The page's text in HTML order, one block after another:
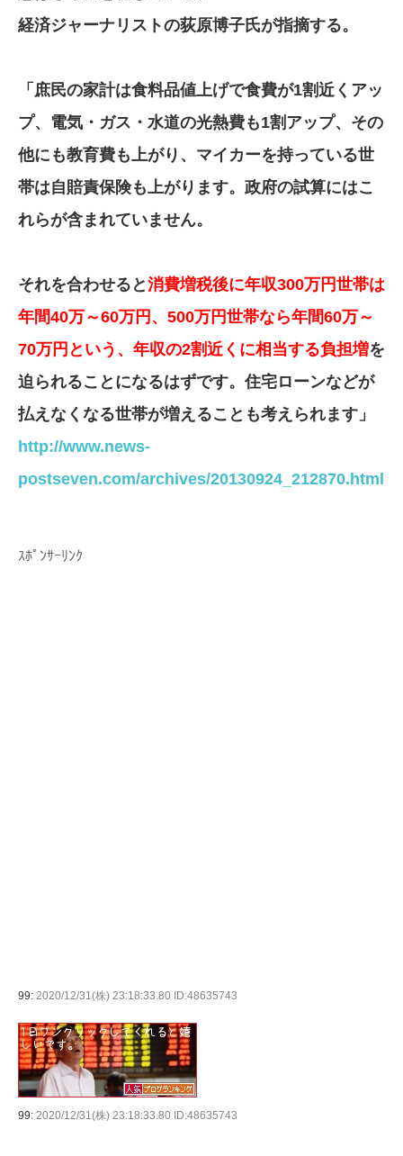
経済ジャーナリストの荻原博子氏が指摘する。
「庶民の家計は食料品値上げで食費が1割近くアッ
プ、電気・ガス・水道の光熱費も1割アップ、その
他にも教育費も上がり、マイカーを持っている世
帯は自賠責保険も上がります。政府の試算にはこ
れらが含まれていません。
それを合わせると消費増税後に年収300万円世帯は
年間40万～60万円、500万円世帯なら年間60万～
70万円という、年収の2割近くに相当する負担増を
迫られることになるはずです。住宅ローンなどが
払えなくなる世帯が増えることも考えられます」
http://www.news-
postseven.com/archives/20130924_212870.html
ｽﾎﾟﾝｻｰﾘﾝｸ
99: 2020/12/31(株) 23:18:33.80 ID:48635743
99: 2020/12/31(株) 23:18:33.80 ID:48635743